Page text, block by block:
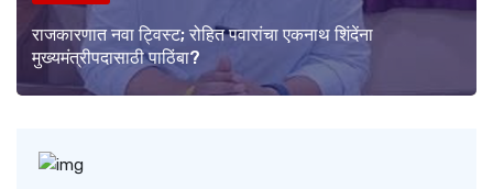
राजकारणात नवा ट्विस्ट; रोहित पवारांचा एकनाथ शिंदेंना
मुख्यमंत्रीपदासाठी पाठिंबा?